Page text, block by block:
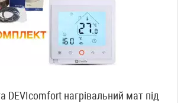
DEVIcomfort нагрівальний мат під